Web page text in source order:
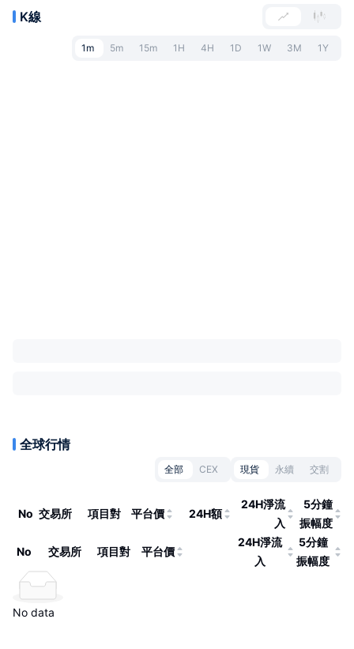
K線
1m 5m 15m 1H 4H 1D 1W 3M 1Y
全球行情
全部 CEX 現貨 永續 交割
No 交易所 項目對 平台價 24H額
24H淨流
入
5分鐘
振幅度
No 交易所 項目對 平台價
24H淨流
入
5分鐘
振幅度
No data